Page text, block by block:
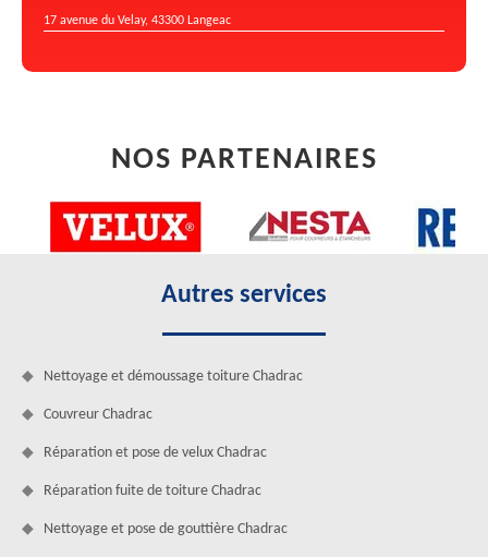
17 avenue du Velay, 43300 Langeac
NOS PARTENAIRES
Autres services
Nettoyage et démoussage toiture Chadrac
Couvreur Chadrac
Réparation et pose de velux Chadrac
Réparation fuite de toiture Chadrac
Nettoyage et pose de gouttière Chadrac